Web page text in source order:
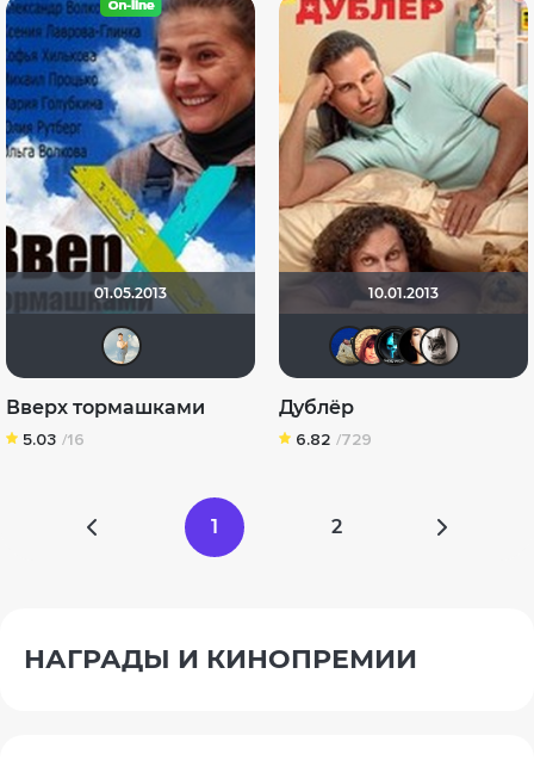
01.05.2013
Вверх тормашками
5.03 /16
10.01.2013
Дублёр
6.82 /729
1 2
НАГРАДЫ И КИНОПРЕМИИ